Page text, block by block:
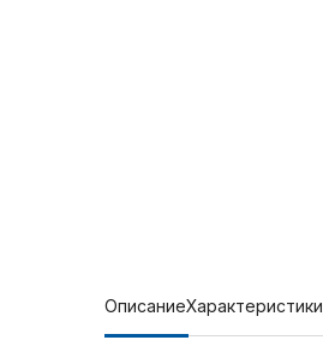
ОписаниеХарактеристики